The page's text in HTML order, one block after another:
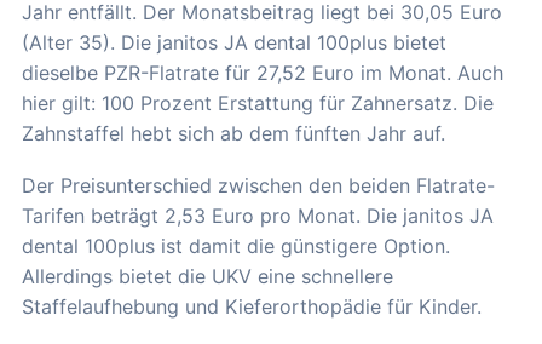
Jahr entfällt. Der Monatsbeitrag liegt bei 30,05 Euro
(Alter 35). Die janitos JA dental 100plus bietet
dieselbe PZR-Flatrate für 27,52 Euro im Monat. Auch
hier gilt: 100 Prozent Erstattung für Zahnersatz. Die
Zahnstaffel hebt sich ab dem fünften Jahr auf.
Der Preisunterschied zwischen den beiden Flatrate-
Tarifen beträgt 2,53 Euro pro Monat. Die janitos JA
dental 100plus ist damit die günstigere Option.
Allerdings bietet die UKV eine schnellere
Staffelaufhebung und Kieferorthopädie für Kinder.